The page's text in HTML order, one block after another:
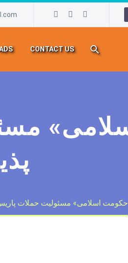
CONTACT US
«حکومت اسلامی» مسئولیت حملات